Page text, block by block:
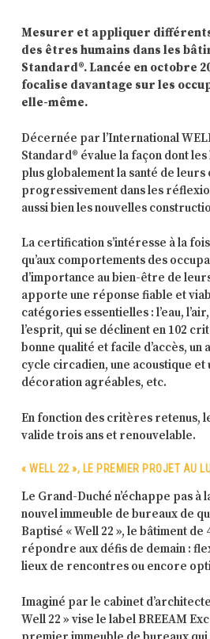
Mesurer et appliquer
des êtres humains dans les
Standard®. Lancée en octobre
focalise davantage sur les
elle-même.
Décernée par l’International
Standard® évalue la façon dont
plus globalement la santé de
progressivement dans les
aussi bien les nouvelles
La certification s’intéresse à la
qu’aux comportements des
d’importance au bien-être de
apporte une réponse fiable et
catégories essentielles : l’eau,
l’esprit, qui se déclinent en 102
bonne qualité et facile d’accès,
cycle circadien, une acoustique
décoration agréables, etc.
En fonction des critères retenus,
valide trois ans et renouvelable.
« WELL 22 », LE PREMIER PROJET AU
Le Grand-Duché n’échappe pas à
nouvel immeuble de bureaux de
Baptisé « Well 22 », le bâtiment
répondre aux défis de demain :
lieux de rencontres ou encore
Imaginé par le cabinet
Well 22 » vise le label BREEAM